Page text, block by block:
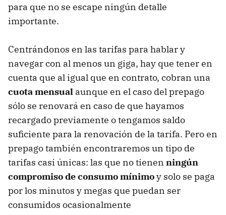
para que no se escape ningún detalle
importante.
Centrándonos en las tarifas para hablar y
navegar con al menos un giga, hay que tener en
cuenta que al igual que en contrato, cobran una
cuota mensual aunque en el caso del prepago
sólo se renovará en caso de que hayamos
recargado previamente o tengamos saldo
suficiente para la renovación de la tarifa. Pero en
prepago también encontraremos un tipo de
tarifas casi únicas: las que no tienen ningún
compromiso de consumo mínimoy solo se paga
por los minutos y megas que puedan ser
consumidos ocasionalmente